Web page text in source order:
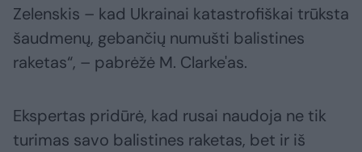
Zelenskis – kad Ukrainai katastrofiškai trūksta
šaudmenų, gebančių numušti balistines
raketas“, – pabrėžė M. Clarke'as.
Ekspertas pridūrė, kad rusai naudoja ne tik
turimas savo balistines raketas, bet ir iš